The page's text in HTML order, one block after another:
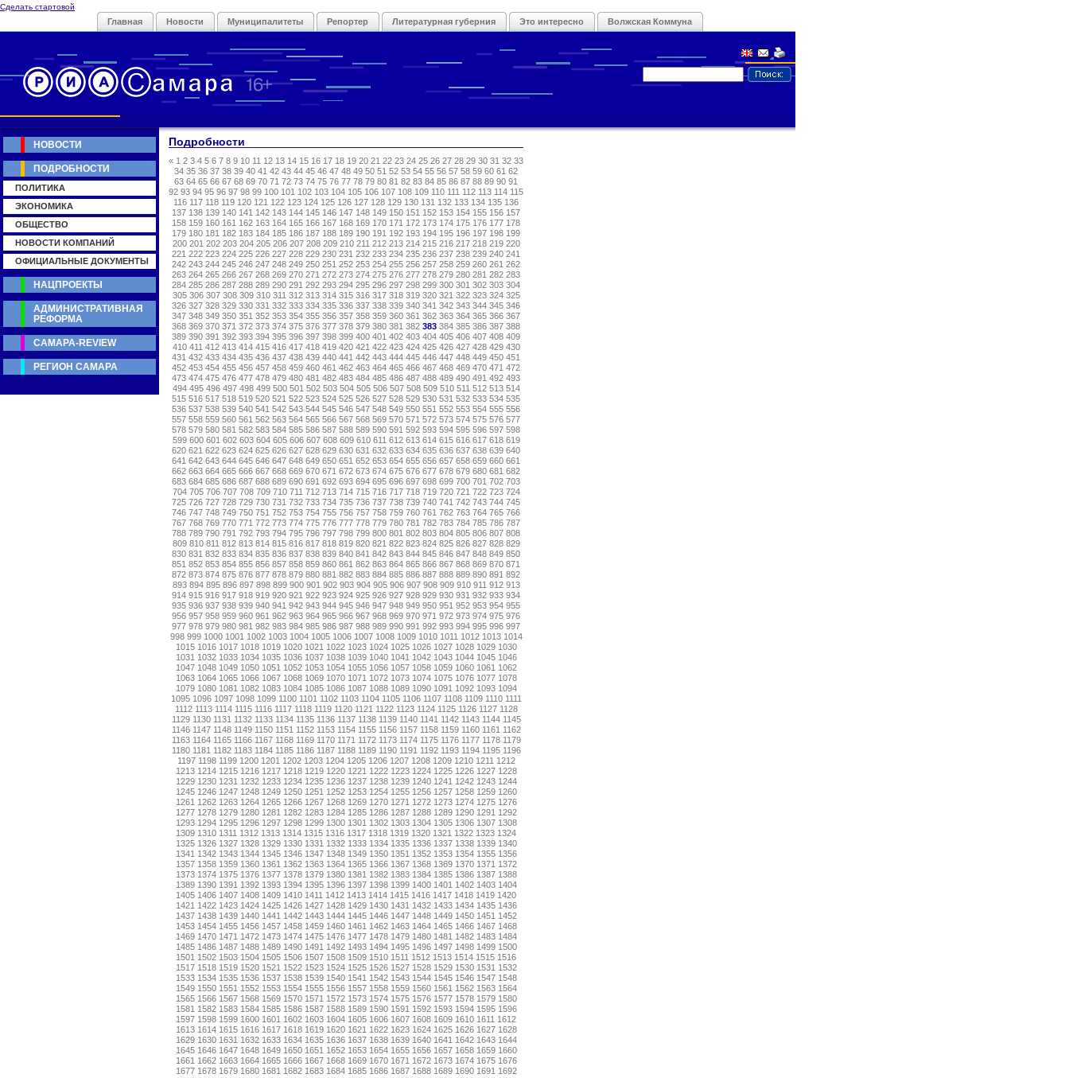
Сделать стартовой
Главная Новости Муниципалитеты Репортер Литературная губерния Это интересно Волжская Коммуна
Подробности
« 1 2 3 4 5 6 7 8 9 10 11 12 13 14 15 16 17 18 19 20 21 22 23 24 25 26 27 28 29 30 31 32 33
34 35 36 37 38 39 40 41 42 43 44 45 46 47 48 49 50 51 52 53 54 55 56 57 58 59 60 61 62
63 64 65 66 67 68 69 70 71 72 73 74 75 76 77 78 79 80 81 82 83 84 85 86 87 88 89 90 91
92 93 94 95 96 97 98 99 100 101 102 103 104 105 106 107 108 109 110 111 112 113 114 115
116 117 118 119 120 121 122 123 124 125 126 127 128 129 130 131 132 133 134 135 136
137 138 139 140 141 142 143 144 145 146 147 148 149 150 151 152 153 154 155 156 157
158 159 160 161 162 163 164 165 166 167 168 169 170 171 172 173 174 175 176 177 178
179 180 181 182 183 184 185 186 187 188 189 190 191 192 193 194 195 196 197 198 199
200 201 202 203 204 205 206 207 208 209 210 211 212 213 214 215 216 217 218 219 220
221 222 223 224 225 226 227 228 229 230 231 232 233 234 235 236 237 238 239 240 241
242 243 244 245 246 247 248 249 250 251 252 253 254 255 256 257 258 259 260 261 262
263 264 265 266 267 268 269 270 271 272 273 274 275 276 277 278 279 280 281 282 283
284 285 286 287 288 289 290 291 292 293 294 295 296 297 298 299 300 301 302 303 304
305 306 307 308 309 310 311 312 313 314 315 316 317 318 319 320 321 322 323 324 325
326 327 328 329 330 331 332 333 334 335 336 337 338 339 340 341 342 343 344 345 346
347 348 349 350 351 352 353 354 355 356 357 358 359 360 361 362 363 364 365 366 367
368 369 370 371 372 373 374 375 376 377 378 379 380 381 382 383 384 385 386 387 388
389 390 391 392 393 394 395 396 397 398 399 400 401 402 403 404 405 406 407 408 409
410 411 412 413 414 415 416 417 418 419 420 421 422 423 424 425 426 427 428 429 430
431 432 433 434 435 436 437 438 439 440 441 442 443 444 445 446 447 448 449 450 451
452 453 454 455 456 457 458 459 460 461 462 463 464 465 466 467 468 469 470 471 472
473 474 475 476 477 478 479 480 481 482 483 484 485 486 487 488 489 490 491 492 493
494 495 496 497 498 499 500 501 502 503 504 505 506 507 508 509 510 511 512 513 514
515 516 517 518 519 520 521 522 523 524 525 526 527 528 529 530 531 532 533 534 535
536 537 538 539 540 541 542 543 544 545 546 547 548 549 550 551 552 553 554 555 556
557 558 559 560 561 562 563 564 565 566 567 568 569 570 571 572 573 574 575 576 577
578 579 580 581 582 583 584 585 586 587 588 589 590 591 592 593 594 595 596 597 598
599 600 601 602 603 604 605 606 607 608 609 610 611 612 613 614 615 616 617 618 619
620 621 622 623 624 625 626 627 628 629 630 631 632 633 634 635 636 637 638 639 640
641 642 643 644 645 646 647 648 649 650 651 652 653 654 655 656 657 658 659 660 661
662 663 664 665 666 667 668 669 670 671 672 673 674 675 676 677 678 679 680 681 682
683 684 685 686 687 688 689 690 691 692 693 694 695 696 697 698 699 700 701 702 703
704 705 706 707 708 709 710 711 712 713 714 715 716 717 718 719 720 721 722 723 724
725 726 727 728 729 730 731 732 733 734 735 736 737 738 739 740 741 742 743 744 745
746 747 748 749 750 751 752 753 754 755 756 757 758 759 760 761 762 763 764 765 766
767 768 769 770 771 772 773 774 775 776 777 778 779 780 781 782 783 784 785 786 787
788 789 790 791 792 793 794 795 796 797 798 799 800 801 802 803 804 805 806 807 808
809 810 811 812 813 814 815 816 817 818 819 820 821 822 823 824 825 826 827 828 829
830 831 832 833 834 835 836 837 838 839 840 841 842 843 844 845 846 847 848 849 850
851 852 853 854 855 856 857 858 859 860 861 862 863 864 865 866 867 868 869 870 871
872 873 874 875 876 877 878 879 880 881 882 883 884 885 886 887 888 889 890 891 892
893 894 895 896 897 898 899 900 901 902 903 904 905 906 907 908 909 910 911 912 913
914 915 916 917 918 919 920 921 922 923 924 925 926 927 928 929 930 931 932 933 934
935 936 937 938 939 940 941 942 943 944 945 946 947 948 949 950 951 952 953 954 955
956 957 958 959 960 961 962 963 964 965 966 967 968 969 970 971 972 973 974 975 976
977 978 979 980 981 982 983 984 985 986 987 988 989 990 991 992 993 994 995 996 997
998 999 1000 1001 1002 1003 1004 1005 1006 1007 1008 1009 1010 1011 1012 1013 1014
1015 1016 1017 1018 1019 1020 1021 1022 1023 1024 1025 1026 1027 1028 1029 1030
1031 1032 1033 1034 1035 1036 1037 1038 1039 1040 1041 1042 1043 1044 1045 1046
1047 1048 1049 1050 1051 1052 1053 1054 1055 1056 1057 1058 1059 1060 1061 1062
1063 1064 1065 1066 1067 1068 1069 1070 1071 1072 1073 1074 1075 1076 1077 1078
1079 1080 1081 1082 1083 1084 1085 1086 1087 1088 1089 1090 1091 1092 1093 1094
1095 1096 1097 1098 1099 1100 1101 1102 1103 1104 1105 1106 1107 1108 1109 1110 1111
1112 1113 1114 1115 1116 1117 1118 1119 1120 1121 1122 1123 1124 1125 1126 1127 1128
1129 1130 1131 1132 1133 1134 1135 1136 1137 1138 1139 1140 1141 1142 1143 1144 1145
1146 1147 1148 1149 1150 1151 1152 1153 1154 1155 1156 1157 1158 1159 1160 1161 1162
1163 1164 1165 1166 1167 1168 1169 1170 1171 1172 1173 1174 1175 1176 1177 1178 1179
1180 1181 1182 1183 1184 1185 1186 1187 1188 1189 1190 1191 1192 1193 1194 1195 1196
1197 1198 1199 1200 1201 1202 1203 1204 1205 1206 1207 1208 1209 1210 1211 1212
1213 1214 1215 1216 1217 1218 1219 1220 1221 1222 1223 1224 1225 1226 1227 1228
1229 1230 1231 1232 1233 1234 1235 1236 1237 1238 1239 1240 1241 1242 1243 1244
1245 1246 1247 1248 1249 1250 1251 1252 1253 1254 1255 1256 1257 1258 1259 1260
1261 1262 1263 1264 1265 1266 1267 1268 1269 1270 1271 1272 1273 1274 1275 1276
1277 1278 1279 1280 1281 1282 1283 1284 1285 1286 1287 1288 1289 1290 1291 1292
1293 1294 1295 1296 1297 1298 1299 1300 1301 1302 1303 1304 1305 1306 1307 1308
1309 1310 1311 1312 1313 1314 1315 1316 1317 1318 1319 1320 1321 1322 1323 1324
1325 1326 1327 1328 1329 1330 1331 1332 1333 1334 1335 1336 1337 1338 1339 1340
1341 1342 1343 1344 1345 1346 1347 1348 1349 1350 1351 1352 1353 1354 1355 1356
1357 1358 1359 1360 1361 1362 1363 1364 1365 1366 1367 1368 1369 1370 1371 1372
1373 1374 1375 1376 1377 1378 1379 1380 1381 1382 1383 1384 1385 1386 1387 1388
1389 1390 1391 1392 1393 1394 1395 1396 1397 1398 1399 1400 1401 1402 1403 1404
1405 1406 1407 1408 1409 1410 1411 1412 1413 1414 1415 1416 1417 1418 1419 1420
1421 1422 1423 1424 1425 1426 1427 1428 1429 1430 1431 1432 1433 1434 1435 1436
1437 1438 1439 1440 1441 1442 1443 1444 1445 1446 1447 1448 1449 1450 1451 1452
1453 1454 1455 1456 1457 1458 1459 1460 1461 1462 1463 1464 1465 1466 1467 1468
1469 1470 1471 1472 1473 1474 1475 1476 1477 1478 1479 1480 1481 1482 1483 1484
1485 1486 1487 1488 1489 1490 1491 1492 1493 1494 1495 1496 1497 1498 1499 1500
1501 1502 1503 1504 1505 1506 1507 1508 1509 1510 1511 1512 1513 1514 1515 1516
1517 1518 1519 1520 1521 1522 1523 1524 1525 1526 1527 1528 1529 1530 1531 1532
1533 1534 1535 1536 1537 1538 1539 1540 1541 1542 1543 1544 1545 1546 1547 1548
1549 1550 1551 1552 1553 1554 1555 1556 1557 1558 1559 1560 1561 1562 1563 1564
1565 1566 1567 1568 1569 1570 1571 1572 1573 1574 1575 1576 1577 1578 1579 1580
1581 1582 1583 1584 1585 1586 1587 1588 1589 1590 1591 1592 1593 1594 1595 1596
1597 1598 1599 1600 1601 1602 1603 1604 1605 1606 1607 1608 1609 1610 1611 1612
1613 1614 1615 1616 1617 1618 1619 1620 1621 1622 1623 1624 1625 1626 1627 1628
1629 1630 1631 1632 1633 1634 1635 1636 1637 1638 1639 1640 1641 1642 1643 1644
1645 1646 1647 1648 1649 1650 1651 1652 1653 1654 1655 1656 1657 1658 1659 1660
1661 1662 1663 1664 1665 1666 1667 1668 1669 1670 1671 1672 1673 1674 1675 1676
1677 1678 1679 1680 1681 1682 1683 1684 1685 1686 1687 1688 1689 1690 1691 1692
НОВОСТИ
ПОДРОБНОСТИ
ПОЛИТИКА
ЭКОНОМИКА
ОБЩЕСТВО
НОВОСТИ КОМПАНИЙ
ОФИЦИАЛЬНЫЕ ДОКУМЕНТЫ
НАЦПРОЕКТЫ
АДМИНИСТРАТИВНАЯ
РЕФОРМА
САМАРА-REVIEW
РЕГИОН САМАРА